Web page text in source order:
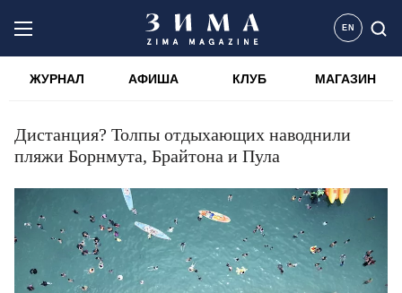
EN
ЖУРНАЛ АФИША КЛУБ МАГАЗИН
Дистанция? Толпы отдыхающих наводнили
пляжи Борнмута, Брайтона и Пула